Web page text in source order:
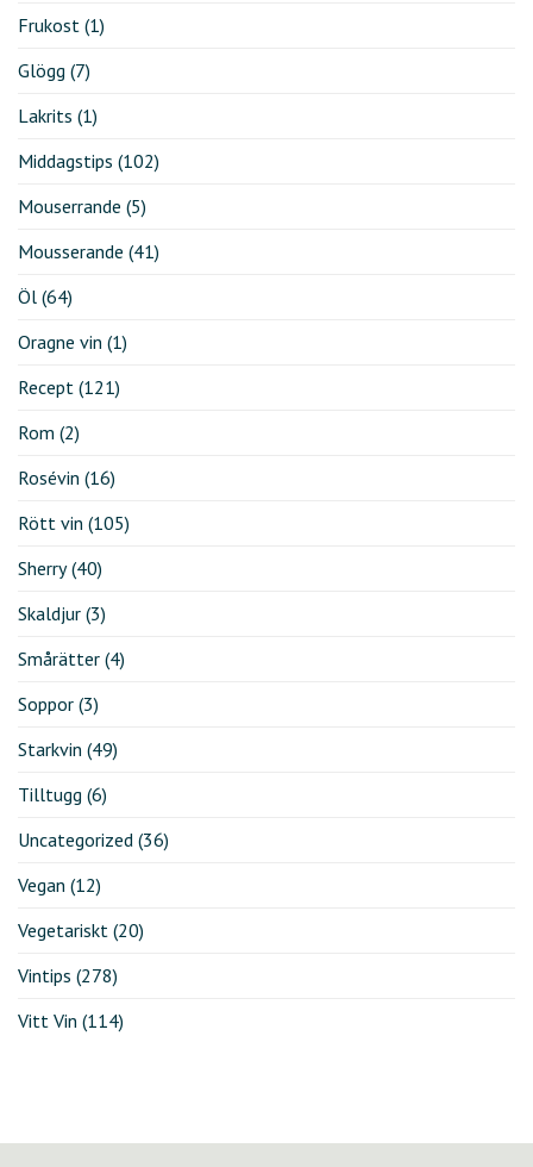
Frukost (1)
Glögg (7)
Lakrits (1)
Middagstips (102)
Mouserrande (5)
Mousserande (41)
Öl (64)
Oragne vin (1)
Recept (121)
Rom (2)
Rosévin (16)
Rött vin (105)
Sherry(40)
Skaldjur (3)
Smårätter (4)
Soppor (3)
Starkvin (49)
Tilltugg (6)
Uncategorized (36)
Vegan (12)
Vegetariskt (20)
Vintips (278)
Vitt Vin (114)